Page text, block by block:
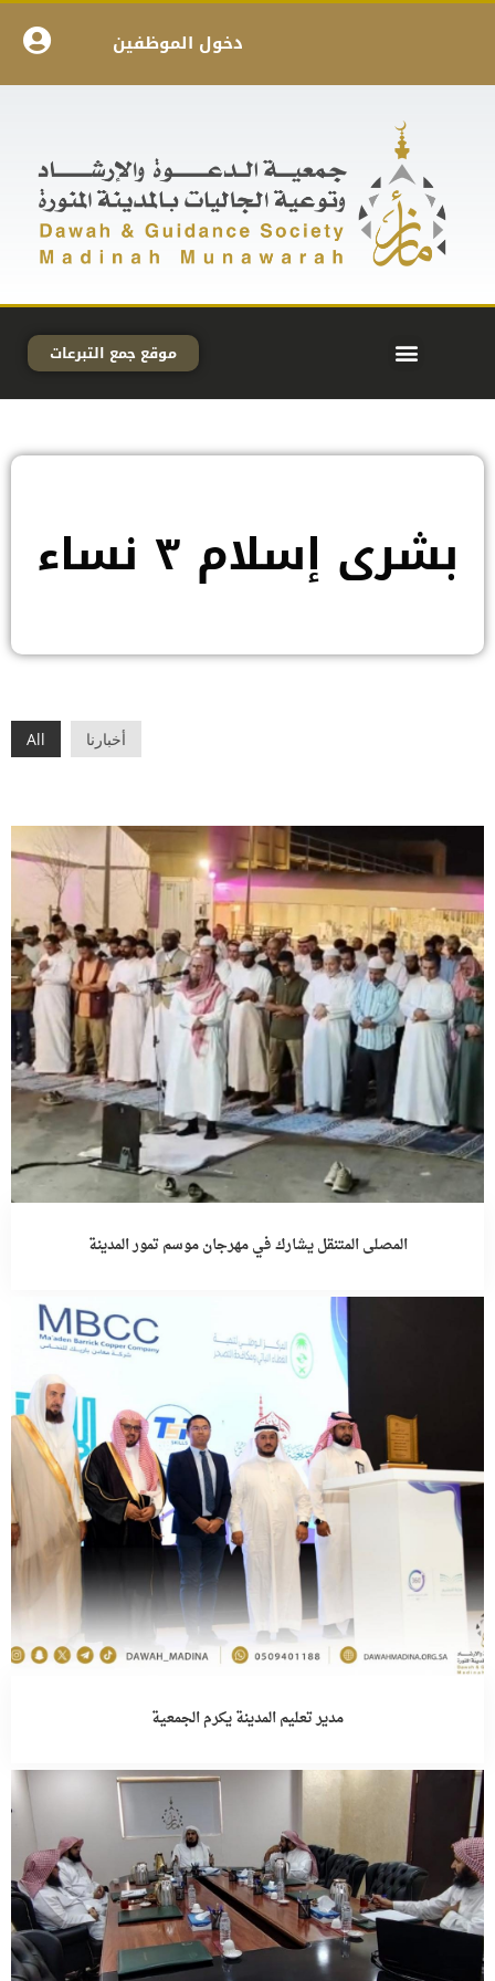
دخول الموظفين
موقع جمع التبرعات
بشرى إسلام ٣ نساء
All أخبارنا
المصلى المتنقل يشارك في مهرجان موسم تمور المدينة
مدير تعليم المدينة يكرم الجمعية